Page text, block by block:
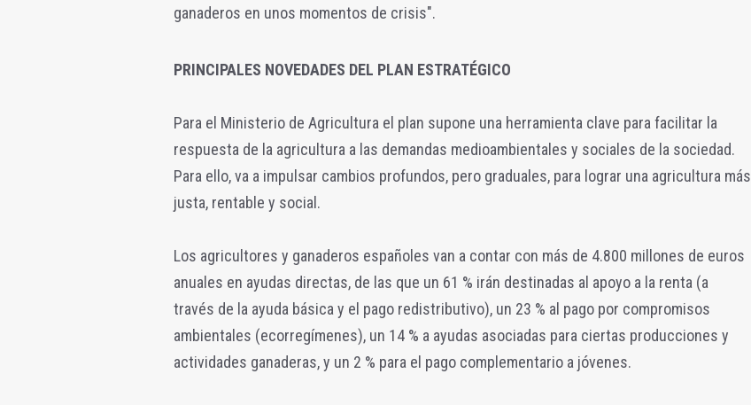
ganaderos en unos momentos de crisis".
PRINCIPALES NOVEDADES DEL PLAN ESTRATÉGICO
Para el Ministerio de Agricultura el plan supone una herramienta clave para facilitar la
respuesta de la agricultura a las demandas medioambientales y sociales de la sociedad.
Para ello, va a impulsar cambios profundos, pero graduales, para lograr una agricultura más
justa, rentable y social.
Los agricultores y ganaderos españoles van a contar con más de 4.800 millones de euros
anuales en ayudas directas, de las que un 61 % irán destinadas al apoyo a la renta (a
través de la ayuda básica y el pago redistributivo), un 23 % al pago por compromisos
ambientales (ecorregímenes), un 14 % a ayudas asociadas para ciertas producciones y
actividades ganaderas, y un 2 % para el pago complementario a jóvenes.